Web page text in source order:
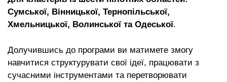
Сумської, Вінницької, Тернопільської,
Хмельницької, Волинської та Одеської.
Долучившись до програми ви матимете змогу
навчитися структурувати свої ідеї, працювати з
сучасними інструментами та перетворювати